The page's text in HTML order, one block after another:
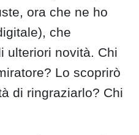
ora che ne ho
che
ulteriori novità. Chi
Lo scoprirò
di ringraziarlo? Chi